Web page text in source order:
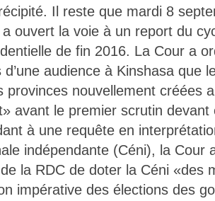
Il reste que mardi 8
ouvert la voie à un report du
de fin 2016. La Cour a
audience à Kinshasa que
provinces nouvellement créées
avant le premier scrutin
à une requête en
indépendante (Céni), la Cour
la RDC de doter la Céni «des
impérative des élections des